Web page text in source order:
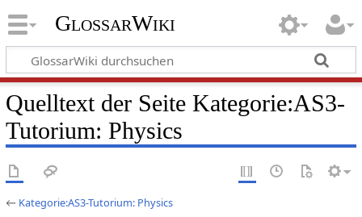
GlossarWiki
Quelltext der Seite Kategorie:AS3-
Tutorium: Physics
← Kategorie:AS3-Tutorium: Physics